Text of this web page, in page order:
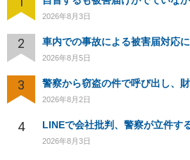
2026年8月3日
2 車内での事故による被害届対応
2026年8月5日
3 警察から窃盗の件で呼び出し、
2026年8月2日
4 LINEで会社批判、警察が立件す
2026年8月3日